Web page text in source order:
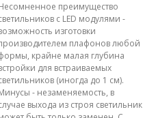
преимущество
с LED модулями -
изготовки
плафонов любой
крайне малая глубина
для встраиваемых
(иногда до 1 см).
- незаменяемость, в
выхода из строя светильник